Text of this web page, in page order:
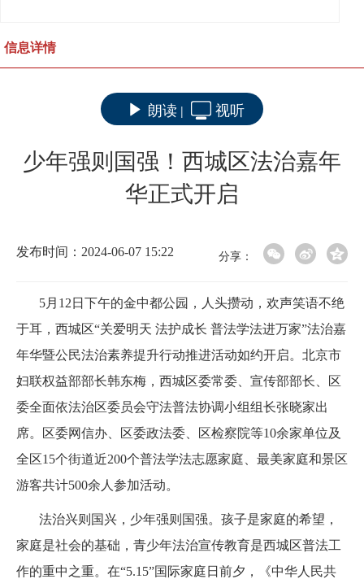
信息详情
朗读 | 视听
少年强则国强！西城区法治嘉年
华正式开启
发布时间：2024-06-07 15:22 分享：
5月12日下午的金中都公园，人头攒动，欢声笑语不绝
于耳，西城区“关爱明天 法护成长 普法学法进万家”法治嘉
年华暨公民法治素养提升行动推进活动如约开启。北京市
妇联权益部部长韩东梅，西城区委常委、宣传部部长、区
委全面依法治区委员会守法普法协调小组组长张晓家出
席。区委网信办、区委政法委、区检察院等10余家单位及
全区15个街道近200个普法学法志愿家庭、最美家庭和景区
游客共计500余人参加活动。
法治兴则国兴，少年强则国强。孩子是家庭的希望，
家庭是社会的基础，青少年法治宣传教育是西城区普法工
作的重中之重。在“5.15”国际家庭日前夕，《中华人民共